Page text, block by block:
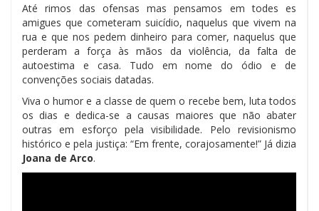
Até rimos das ofensas mas pensamos em todes es
amigues que cometeram suicídio, naquelus que vivem na
rua e que nos pedem dinheiro para comer, naquelus que
perderam a força às mãos da violência, da falta de
autoestima e casa. Tudo em nome do ódio e de
convenções sociais datadas.
Viva o humor e a classe de quem o recebe bem, luta todos
os dias e dedica-se a causas maiores que não abater
outras em esforço pela visibilidade. Pelo revisionismo
histórico e pela justiça: “Em frente, corajosamente!” Já dizia
Joana de Arco.